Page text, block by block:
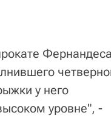
Фернандеса
у него
уровне", -